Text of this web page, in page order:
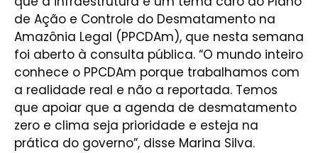
de Ação e Controle do Desmatamento na
Amazônia Legal (PPCDAm), que nesta semana
foi aberto à consulta pública. “O mundo inteiro
conhece o PPCDAm porque trabalhamos com
a realidade real e não a reportada. Temos
que apoiar que a agenda de desmatamento
zero e clima seja prioridade e esteja na
prática do governo”, disse Marina Silva.